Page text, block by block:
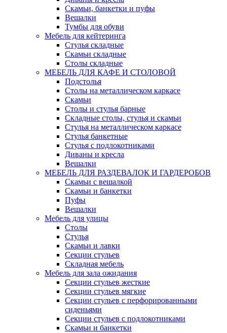
Скамьи, банкетки и пуфы
Вешалки
Тумбы для обуви
Мебель для кейтеринга
Стулья складные
Скамьи складные
Столы складные
МЕБЕЛЬ ДЛЯ КАФЕ И СТОЛОВОЙ
Подстолья
Столы на металлическом каркасе
Скамьи
Столы и стулья барные
Складные столы, стулья и скамьи
Стулья на металлическом каркасе
Стулья банкетные
Стулья с подлокотниками
Диваны и кресла
Вешалки
МЕБЕЛЬ ДЛЯ РАЗДЕВАЛОК И ГАРДЕРОБОВ
Скамьи с вешалкой
Скамьи и банкетки
Пуфы
Вешалки
Мебель для улицы
Столы
Стулья
Скамьи и лавки
Секции стульев
Складная мебель
Мебель для зала ожидания
Секции стульев жесткие
Секции стульев мягкие
Секции стульев с перфорированными
сиденьями
Секции стульев с подлокотниками
Скамьи и банкетки